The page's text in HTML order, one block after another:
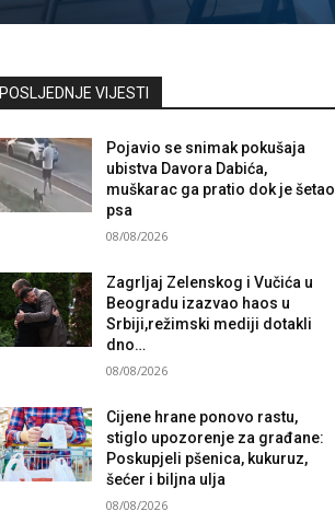
POSLJEDNJE VIJESTI
Pojavio se snimak pokušaja
ubistva Davora Dabića,
muškarac ga pratio dok je šetao
psa
08/08/2026
Zagrljaj Zelenskog i Vučića u
Beogradu izazvao haos u
Srbiji,režimski mediji dotakli
dno…
08/08/2026
Cijene hrane ponovo rastu,
stiglo upozorenje za građane:
Poskupjeli pšenica, kukuruz,
šećer i biljna ulja
08/08/2026